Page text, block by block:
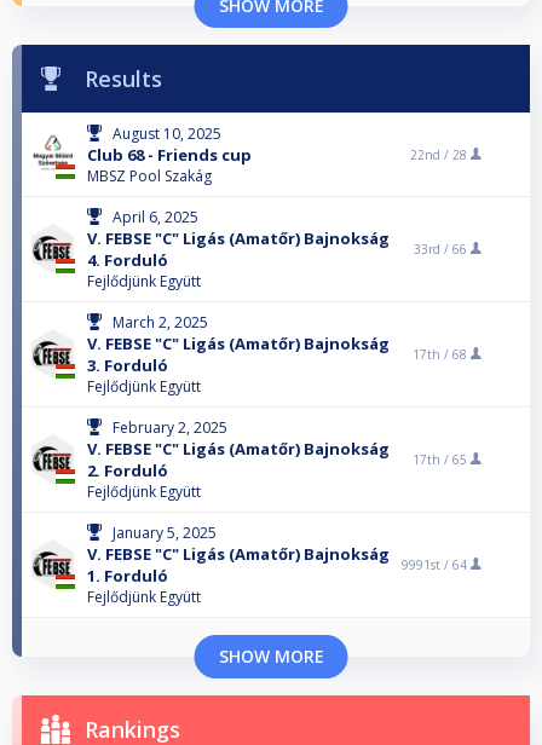
SHOW MORE
Results
August 10, 2025
Club 68 - Friends cup
MBSZ Pool Szakág
22nd / 28
April 6, 2025
V. FEBSE "C" Ligás (Amatőr) Bajnokság
4. Forduló
Fejlődjünk Együtt
33rd / 66
March 2, 2025
V. FEBSE "C" Ligás (Amatőr) Bajnokság
3. Forduló
Fejlődjünk Együtt
17th / 68
February 2, 2025
V. FEBSE "C" Ligás (Amatőr) Bajnokság
2. Forduló
Fejlődjünk Együtt
17th / 65
January 5, 2025
V. FEBSE "C" Ligás (Amatőr) Bajnokság
1. Forduló
Fejlődjünk Együtt
9991st / 64
SHOW MORE
Rankings